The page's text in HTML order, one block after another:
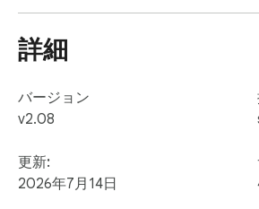
・視聴ページの関連動画への対応
・検索結果のチャンネル候補カードの
・検索結果のまとめカード、再生リ
■ すばやい整理操作
・動画カード上からチャンネルをす
■ 設定とサポート
詳細
バージョン
v2.08
更新:
2026年7月14日